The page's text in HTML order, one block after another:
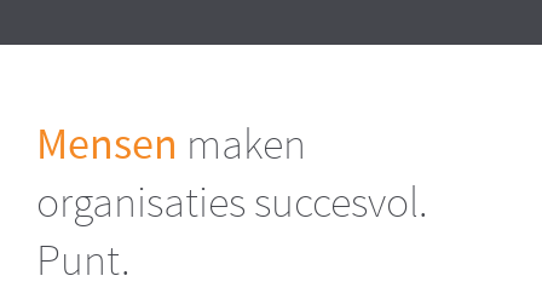
Mensen maken
organisaties succesvol.
Punt.